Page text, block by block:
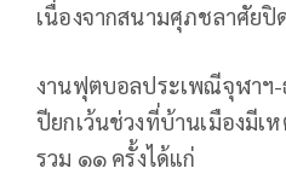
เนื่องจากสนามศุภชลาศัยปิ
งานฟุตบอลประเพณีจุฬาฯ-
ปียกเว้นช่วงที่บ้านเมืองมีเ
รวม ๑๑ ครั้งได้แก่